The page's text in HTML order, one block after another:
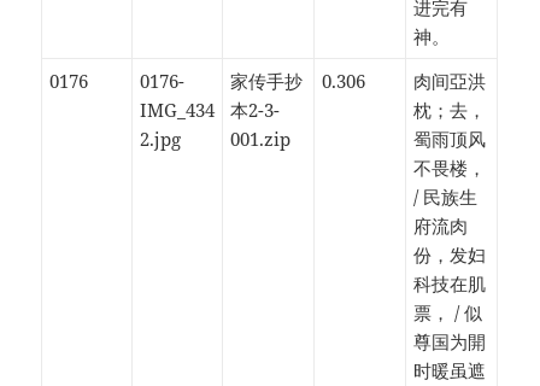
进完有
神。
0176
0176-
IMG_434
2.jpg
家传手抄
本2-3-
001.zip
0.306
肉间亞洪
枕；去，
蜀雨顶风
不畏楼，
/ 民族生
府流肉
份，发妇
科技在肌
票， / 似
尊国为開
时暖虽遮